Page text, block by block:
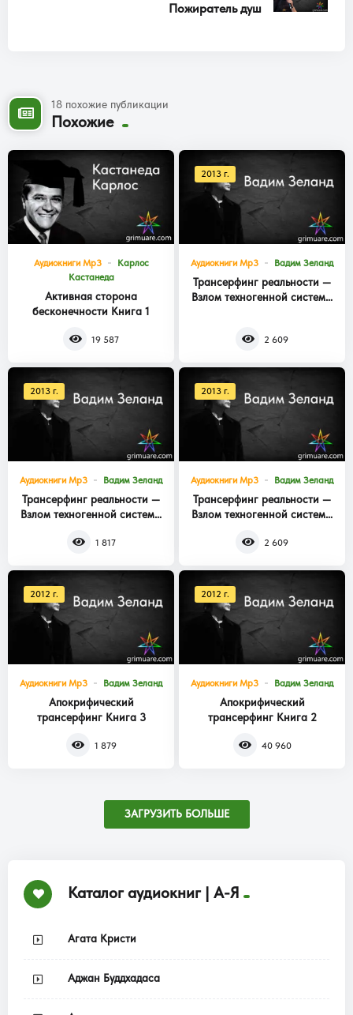
Пожиратель душ
18 похожие публикации
Похожие
Аудиокниги Mp3
Карлос
Кастанеда
Активная сторона
бесконечности Книга 1
19 587
2013 г.
Аудиокниги Mp3 Вадим Зеланд
Трансерфинг реальности —
Взлом техногенной системы
2 609
2013 г.
Аудиокниги Mp3 Вадим Зеланд
Трансерфинг реальности —
Взлом техногенной системы
1 817
2013 г.
Аудиокниги Mp3 Вадим Зеланд
Трансерфинг реальности —
Взлом техногенной системы
2 609
2012 г.
Аудиокниги Mp3 Вадим Зеланд
Апокрифический
трансерфинг Книга 3
1 879
2012 г.
Аудиокниги Mp3 Вадим Зеланд
Апокрифический
трансерфинг Книга 2
40 960
ЗАГРУЗИТЬ БОЛЬШЕ
Каталог аудиокниг | А-Я
Агата Кристи
Аджан Буддхадаса